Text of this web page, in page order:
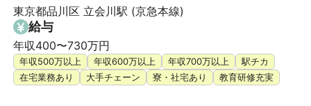
東京都品川区 立会川駅 (京急本線)
給与
年収400〜730万円
年収500万以上 年収600万以上 年収700万以上
駅チカ
在宅業務あり
大手チェーン 寮・社宅あり 教育研修充実